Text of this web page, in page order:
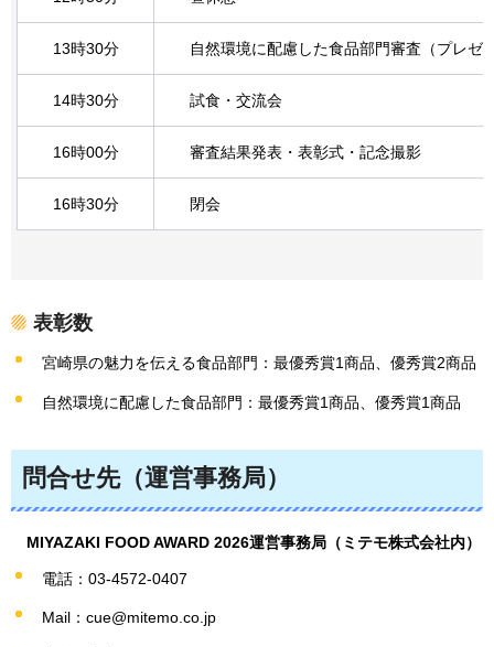
13時30分 自然環境に配慮した食品部門審査（プレゼ
14時30分 試食 ・交流会
16時00分 審査結果発表・表彰式・記念撮影
16時30分 閉会
表彰数
宮崎県の魅力を伝える食品部門：最優秀賞1商品、優秀賞2商品
自然環境に配慮した食品部門：最優秀賞1商品、優秀賞1商品
問合せ先（運営事務局）
MIYAZAKI FOOD AWARD 2026運営事務局（ミテモ株式会社内）
電話：03-4572-0407
Mail：cue@mitemo.co.jp